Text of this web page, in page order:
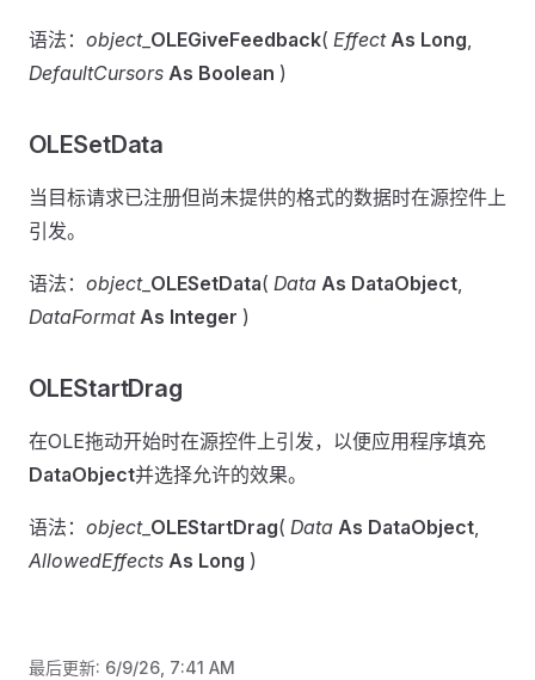
语法： object_ OLEGiveFeedback( Effect As Long,
DefaultCursors As Boolean )
OLESetData
当目标请求已注册但尚未提供的格式的数据时在源控件上
引发。
语法： object_ OLESetData( Data As DataObject,
DataFormat As Integer )
OLEStartDrag
在OLE拖动开始时在源控件上引发，以便应用程序填充
DataObject并选择允许的效果。
语法： object_ OLEStartDrag( Data As DataObject,
AllowedEffects As Long )
最后更新: 6/9/26, 7:41 AM